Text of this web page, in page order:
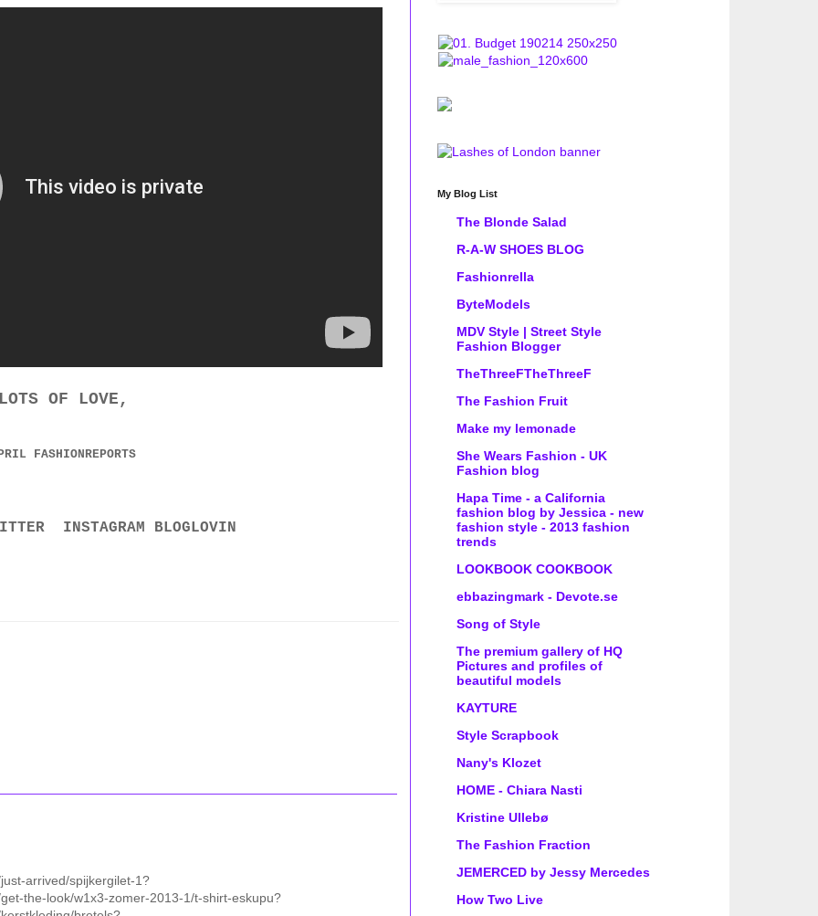
OF LOVE,
FASHIONREPORTS
INSTAGRAM BLOGLOVIN
arrived/spijkergilet-1?
the-look/w1x3-zomer-2013-1/t-shirt-eskupu?
My Blog List
The Blonde Salad
R-A-W SHOES BLOG
Fashionrella
ByteModels
MDV Style | Street Style
Fashion Blogger
TheThreeFTheThreeF
The Fashion Fruit
Make my lemonade
She Wears Fashion - UK
Fashion blog
Hapa Time - a California
fashion blog by Jessica - new
fashion style - 2013 fashion
trends
LOOKBOOK COOKBOOK
ebbazingmark - Devote.se
Song of Style
The premium gallery of HQ
Pictures and profiles of
beautiful models
KAYTURE
Style Scrapbook
Nany's Klozet
HOME - Chiara Nasti
Kristine Ullebø
The Fashion Fraction
JEMERCED by Jessy Mercedes
How Two Live